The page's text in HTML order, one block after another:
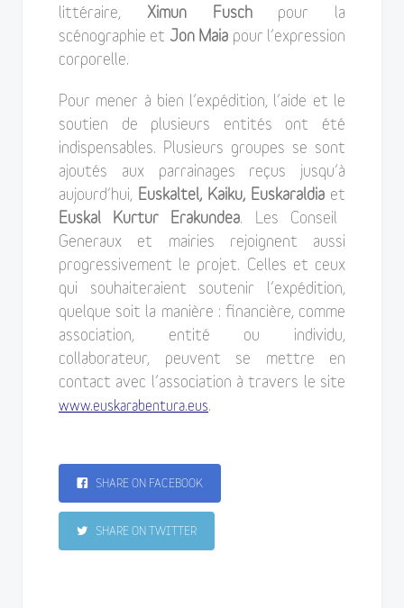
littéraire, Ximun Fuschpour la
scénographie et Jon Maia pour l’expression
corporelle.
Pour mener à bien l’expédition, l’aide et le
soutien de plusieurs entités ont été
indispensables. Plusieurs groupes se sont
ajoutés aux parrainages reçus jusqu’à
aujourd’hui, Euskaltel, Kaiku, Euskaraldia et
Euskal Kurtur Erakundea. Les Conseil
Generaux et mairies rejoignent aussi
progressivement le projet. Celles et ceux
qui souhaiteraient soutenir l’expédition,
quelque soit la manière : financière, comme
association, entité ou individu,
collaborateur, peuvent se mettre en
contact avec l’association à travers le site
www.euskarabentura.eus.
SHARE ON FACEBOOK
SHARE ON TWITTER